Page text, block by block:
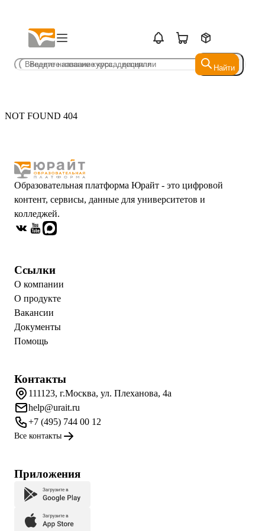
Найти
Найти
NOT FOUND 404
Образовательная платформа Юрайт - это цифровой
контент, сервисы, данные для университетов и
колледжей.
Ссылки
О компании
О продукте
Вакансии
Документы
Помощь
Контакты
111123, г.Москва, ул. Плеханова, 4а
help@urait.ru
+7 (495) 744 00 12
Все контакты
Приложения